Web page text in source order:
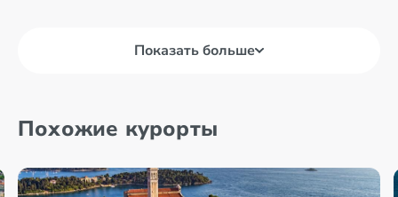
Показать больше
Похожие курорты